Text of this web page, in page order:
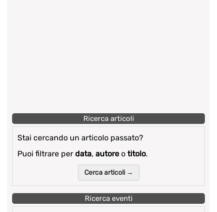
Ricerca articoli
Stai cercando un articolo passato?
Puoi filtrare per data, autore o titolo.
Cerca articoli →
Ricerca eventi